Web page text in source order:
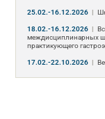
25.02.-16.12.2026
18.02.-16.12.2026
междисциплинарных
практикующего
17.02.-22.10.2026